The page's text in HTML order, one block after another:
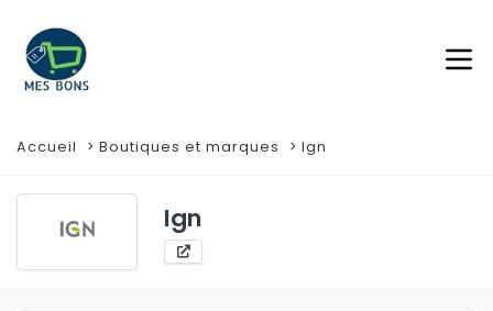
Accueil Boutiques et marques Ign
Ign